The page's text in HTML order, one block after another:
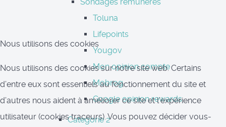
Toluna
Lifepoints
Yougov
Mon opinion compte
Mobrog
Google opinion rewards
Categorie 2
Nous utilisons des cookies
Nous utilisons des cookies sur notre site web. Certains
d’entre eux sont essentiels au fonctionnement du site et
d’autres nous aident à améliorer ce site et l’expérience
utilisateur (cookies traceurs). Vous pouvez décider vous-